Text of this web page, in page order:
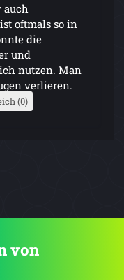
oftmals so in
die
und
nutzen. Man
verlieren.
(0)
von